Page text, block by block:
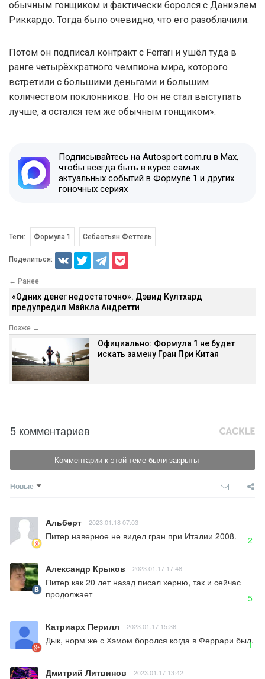
обычным гонщиком и фактически боролся с Даниэлем
Риккардо. Тогда было очевидно, что его разоблачили.
Потом он подписал контракт с Ferrari и ушёл туда в
ранге четырёхкратного чемпиона мира, которого
встретили с большими деньгами и большим
количеством поклонников. Но он не стал выступать
лучше, а остался тем же обычным гонщиком».
Подписывайтесь на Autosport.com.ru в Max,
чтобы всегда быть в курсе самых
актуальных событий в Формуле 1 и других
гоночных сериях
Теги: Формула 1 Себастьян Феттель
Поделиться:
← Ранее
«Одних денег недостаточно». Дэвид Култхард
предупредил Майкла Андретти
Позже →
Официально: Формула 1 не будет
искать замену Гран При Китая
5 комментариев
Комментарии к этой теме были закрыты
Новые
Альберт 2023.01.18 07:03
Питер наверное не видел гран при Италии 2008. 2
Александр Крыков 2023.01.17 17:48
Питер как 20 лет назад писал херню, так и сейчас
продолжает
5
Катриарх Перилл 2023.01.17 15:36
Дык, норм же с Хэмом боролся когда в Феррари был.
1
Дмитрий Литвинов 2023.01.17 13:42